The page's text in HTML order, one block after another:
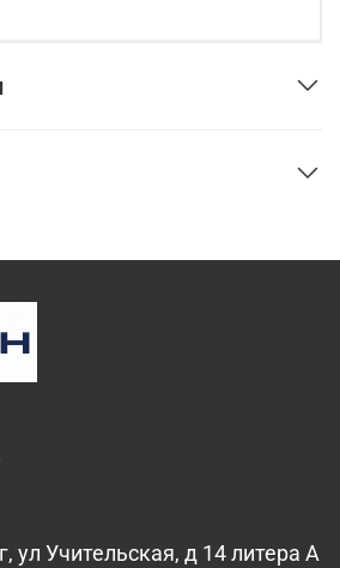
ул Учительская, д 14 литера А